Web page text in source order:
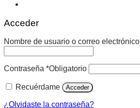
Acceder
Nombre de usuario o correo electrónico
Contraseña *Obligatorio
Recuérdame Acceder
¿Olvidaste la contraseña?